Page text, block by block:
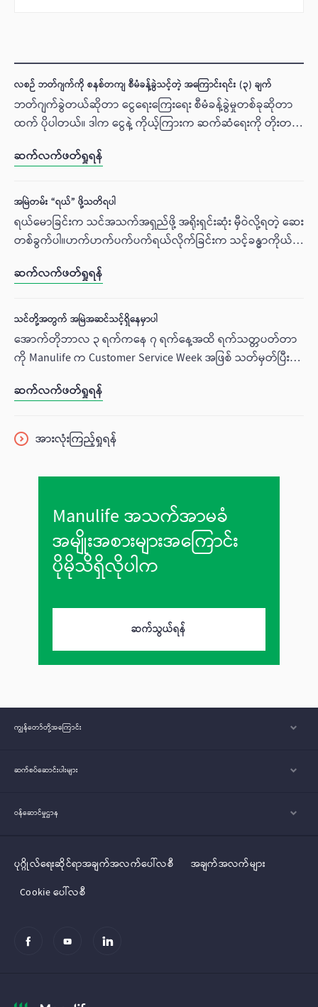
လစဉ် ဘတ်ဂျက်ကို စနစ်တကျ စီမံခန့်ခွဲသင့်တဲ့ အကြောင်းရင်း (၃) ချက်
ဘတ်ဂျက်ခွဲတယ်ဆိုတာ ငွေရေးကြေးရေး စီမံခန့်ခွဲမှုတစ်ခုဆိုတာ
ထက် ပိုပါတယ်။ ဒါက ငွေနဲ့ ကိုယ့်ကြားက ဆက်ဆံရေးကို တိုးတက်
တယ်လေ။ လိုချင်စရာတွေ များပြီး မမျှော်လင့်ထားတဲ့ ဖြစ်ရပ်တွေ
ကို အမျှော်အမြင်ရှိရှိ သုံးစွဲတတ်မှုရဲ့ အခြေခံတစ်ခုပါပဲ။ ဒါဆို ဒီ
အလေ့အကျင့်ကို ဘာလို့ လုပ်သင့်တာလဲဆိုတဲ့ အကြောင်းရင်း (၃)
ချက်ကို အတူတူ ကြည့်ကြည့်လိုက်ရအောင်။
ဆက်လက်ဖတ်ရှုရန်
အမြဲတမ်း “ရယ်” ဖို့သတိရပါ
ရယ်မောခြင်းက သင်အသက်အရှည်ဖို့ အရိုးရှင်းဆုံး မှီဝဲလို့ရတဲ့ ဆေး
တစ်ခွက်ပါ။ဟက်ဟက်ပက်ပက်ရယ်လိုက်ခြင်းက သင့်ခန္ဓာကိုယ်
စိတ်ဖိစီးမှု တွေ၊ စိတ်ရဲ့ နာကျင်မှုတွေကို ကုစားဖို့ အကောင်းဆုံး
ဆက်လက်ဖတ်ရှုရန်
သင်တို့အတွက် အမြဲအဆင်သင့်ရှိနေမှာပါ
အောက်တိုဘာလ ၃ ရက်ကနေ ၇ ရက်နေ့အထိ ရက်သတ္တပတ်တာ
ကို Manulife က Customer Service Week အဖြစ် သတ်မှတ်ပြီး
အသိအမှတ်ပြု၊ ဂုဏ်ပြုဆွေးနွေးပွဲတွေကို ရက်သတ္တပတ်တာလုံးမှာ
ဆက်လက်ဖတ်ရှုရန်
အားလုံးကြည့်ရှုရန်
Manulife အသက်အာမခံ
အမျိုးအစားများအကြောင်း
ပိုမိုသိရှိလိုပါက
ဆက်သွယ်ရန်
ကျွန်တော်တို့အ‌ကြောင်း
ဆက်စပ်ဆောင်းပါးများ
ဝန်ဆောင်မှုဌာန
ပုဂ္ဂိုလ်‌‌‌‌ရေးဆိုင်ရာအချက်အလက်ပေါ်လစီ
အချက်အလက်များ
Cookie ပေါ်လစီ